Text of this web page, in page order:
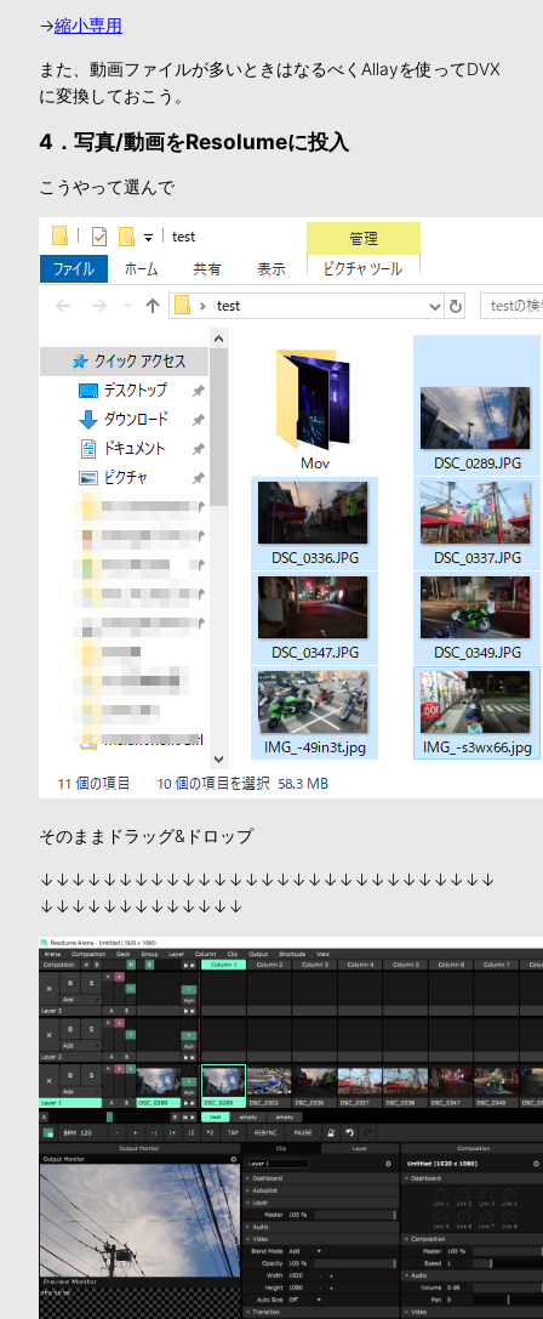
→縮小専用
また、動画ファイルが多いときはなるべくAllayを使ってDVX
に変換しておこう。
4．写真/動画をResolumeに投入
こうやって選んで
そのままドラッグ&ドロップ
↓↓↓↓↓↓↓↓↓↓↓↓↓↓↓↓↓↓↓↓↓↓↓↓↓↓↓↓↓
↓↓↓↓↓↓↓↓↓↓↓↓↓